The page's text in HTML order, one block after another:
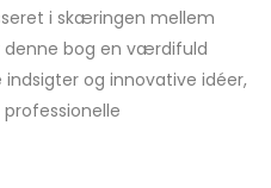
i skæringen mellem
bog en værdifuld
indsigter og innovative idéer,